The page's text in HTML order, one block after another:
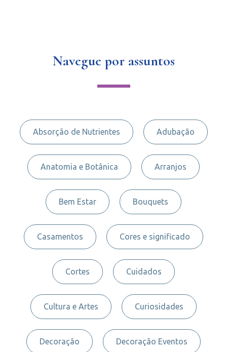
Navegue por assuntos
Absorção de Nutrientes Adubação
Anatomia e Botânica Arranjos
Bem Estar Bouquets
Casamentos Cores e significado
Cortes Cuidados
Cultura e Artes Curiosidades
Decoração Decoração Eventos